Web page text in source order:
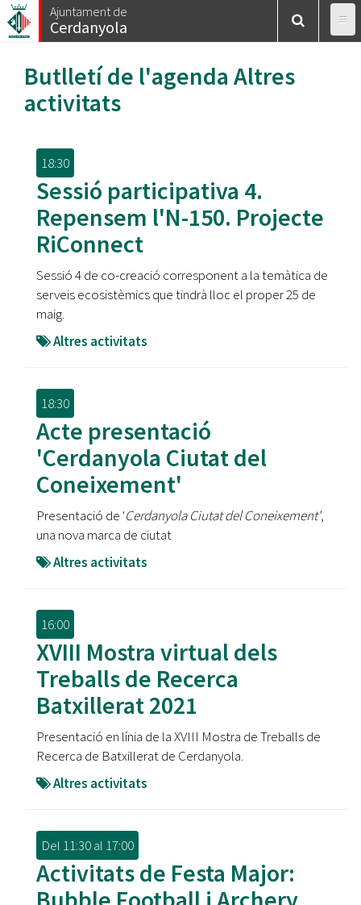
Vés
al
Ajuntament de
Cerdanyola
Butlletí de l'agenda Altres
activitats
18:30
Sessió participativa 4.
Repensem l'N-150. Projecte
RiConnect
Sessió 4 de co-creació corresponent a la temàtica de
serveis ecosistèmics que tindrà lloc el proper 25 de
maig.
Altres activitats
18:30
Acte presentació
'Cerdanyola Ciutat del
Coneixement'
Presentació de 'Cerdanyola Ciutat del Coneixement',
una nova marca de ciutat
Altres activitats
16:00
XVIII Mostra virtual dels
Treballs de Recerca
Batxillerat 2021
Presentació en línia de la XVIII Mostra de Treballs de
Recerca de Batxillerat de Cerdanyola.
Altres activitats
Del 11:30al 17:00
Activitats de Festa Major: